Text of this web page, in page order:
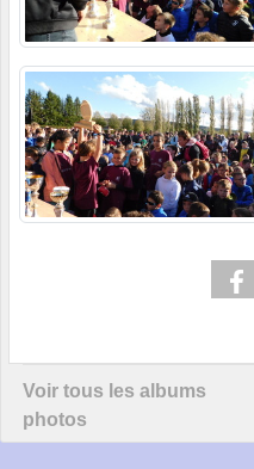
Voir tous les albums
photos